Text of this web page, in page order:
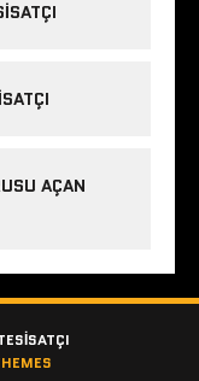
AÇAN